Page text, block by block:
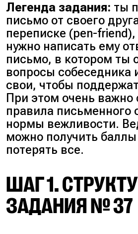
Легенда задания: ты
письмо от своего
переписке (pen-friend),
нужно написать ему
письмо, в котором ты
вопросы собеседника
свои, чтобы
При этом очень важно
правила письменного
нормы вежливости.
можно получить
потерять все.
ШАГ 1.
ЗАДАНИЯ № 37